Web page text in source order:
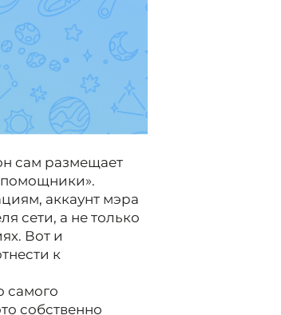
сам размещает
помощники».
аккаунт мэра
сети, а не только
Вот и
к
самого
собственно